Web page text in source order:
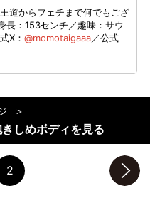
道からフェチまで何でもござ
長：153センチ／趣味：サウ
X： @momotaigaaa／公式
しめボディを見る
2